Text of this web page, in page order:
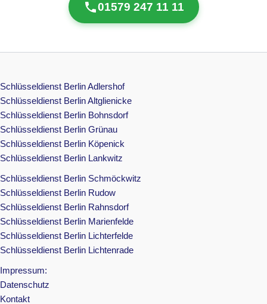
01579 247 11 11
Schlüsseldienst Berlin Adlershof
Schlüsseldienst Berlin Altglienicke
Schlüsseldienst Berlin Bohnsdorf
Schlüsseldienst Berlin Grünau
Schlüsseldienst Berlin Köpenick
Schlüsseldienst Berlin Lankwitz
Schlüsseldienst Berlin Schmöckwitz
Schlüsseldienst Berlin Rudow
Schlüsseldienst Berlin Rahnsdorf
Schlüsseldienst Berlin Marienfelde
Schlüsseldienst Berlin Lichterfelde
Schlüsseldienst Berlin Lichtenrade
Impressum:
Datenschutz
Kontakt